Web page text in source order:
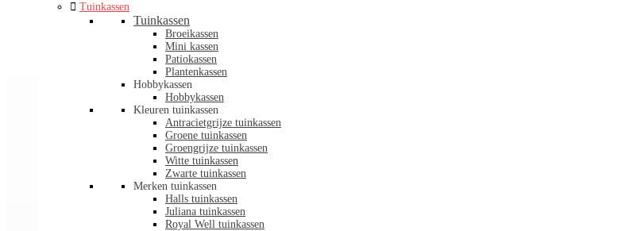
 Tuinkassen
Tuinkassen
Broeikassen
Mini kassen
Patiokassen
Plantenkassen
Hobbykassen
Hobbykassen
Kleuren tuinkassen
Antracietgrijze tuinkassen
Groene tuinkassen
Groengrijze tuinkassen
Witte tuinkassen
Zwarte tuinkassen
Merken tuinkassen
Halls tuinkassen
Juliana tuinkassen
Royal Well tuinkassen